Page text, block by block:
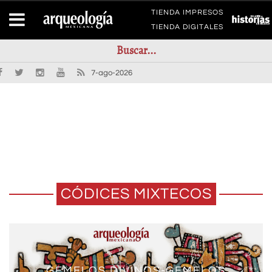
TIENDA IMPRESOS
TIENDA DIGITALES
7-ago-2026
CÓDICES MIXTECOS